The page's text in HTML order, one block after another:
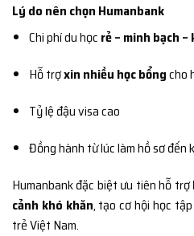
Lý do nên chọn Humanbank
Chi phí du học rẻ – minh bạch
Hỗ trợxin nhiều học bổngcho
Tỷ lệ đậu visa cao
Đồng hành từ lúc làm hồ sơ đến
Humanbank đặc biệt ưu tiên hỗ trợ
cảnh khó khăn, tạo cơ hội học
trẻ Việt Nam.